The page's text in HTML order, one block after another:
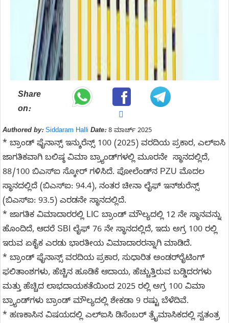
Share
on:
Authored by: Siddaram Halli Date:8 ಮಾರ್ಚ್ 2025
* ಬ್ರಾಂಡ್ ಫೈನಾನ್ಸ್ ಇನ್ಶುರೆನ್ಸ್ 100 (2025) ವರದಿಯ ಪ್ರಕಾರ, ಎಲ್ಐಸಿ
ಜಾಗತಿಕವಾಗಿ ಬಲಿಷ್ಠ ವಿಮಾ ಬ್ರ್ಯಾಂಡ್‌ಗಳಲ್ಲಿ ಮೂರನೇ ಸ್ಥಾನದಲ್ಲಿದೆ,
88/100 ಬಿಎಸ್‌ಐ ಸ್ಕೋರ್ ಗಳಿಸಿದೆ. ಪೋಲೆಂಡ್‌ನ PZU ಮೊದಲ
ಸ್ಥಾನದಲ್ಲಿದೆ (ಬಿಎಸ್‌ಐ: 94.4), ನಂತರ ಚೀನಾ ಲೈಫ್ ಇನ್‌ಶುರೆನ್ಸ್
(ಬಿಎಸ್‌ಐ: 93.5) ಎರಡನೇ ಸ್ಥಾನದಲ್ಲಿದೆ.
* ಜಾಗತಿಕ ವಿಮಾದಾರರಲ್ಲಿ LIC ಬ್ರಾಂಡ್ ಮೌಲ್ಯದಲ್ಲಿ 12 ನೇ ಸ್ಥಾನವನ್ನು
ಹೊಂದಿದೆ, ಆದರೆ SBI ಲೈಫ್ 76 ನೇ ಸ್ಥಾನದಲ್ಲಿದೆ, ಇದು ಅಗ್ರ 100 ರಲ್ಲಿ
ಇರುವ ಏಕೈಕ ಎರಡು ಭಾರತೀಯ ವಿಮಾದಾರರನ್ನಾಗಿ ಮಾಡಿದೆ.
* ಬ್ರಾಂಡ್ ಫೈನಾನ್ಸ್ ವರದಿಯ ಪ್ರಕಾರ, ಸುಧಾರಿತ ಅಂಡರ್‌ರೈಟಿಂಗ್
ಫಲಿತಾಂಶಗಳು, ಹೆಚ್ಚಿನ ಹೂಡಿಕೆ ಆದಾಯ, ಹೆಚ್ಚುತ್ತಿರುವ ಬಡ್ಡಿದರಗಳು
ಮತ್ತು ಹೆಚ್ಚಿದ ಲಾಭದಾಯಕತೆಯಿಂದ 2025 ರಲ್ಲಿ ಅಗ್ರ 100 ವಿಮಾ
ಬ್ರ್ಯಾಂಡ್‌ಗಳು ಬ್ರಾಂಡ್ ಮೌಲ್ಯದಲ್ಲಿ ಶೇಕಡಾ 9 ರಷ್ಟು ಬೆಳೆದಿವೆ.
* ಹಣಕಾಸಿನ ವಿಷಯದಲ್ಲಿ ಎಲ್‌ಐಸಿ ಡಿಸೆಂಬರ್ ತ್ರೈಮಾಸಿಕದಲ್ಲಿ ಸ್ವತಂತ್ರ